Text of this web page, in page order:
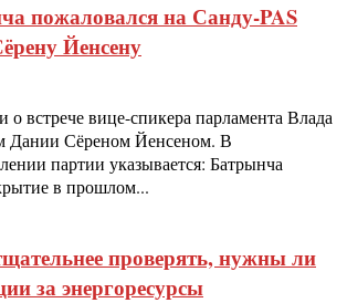
пожаловался на Санду-PAS
Йенсену
встрече вице-спикера парламента Влада
Дании Сёреном Йенсеном. В
партии указывается: Батрынча
в прошлом...
проверять, нужны ли
за энергоресурсы